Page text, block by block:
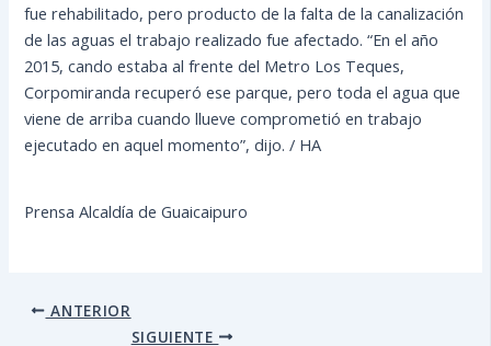
fue rehabilitado, pero producto de la falta de la canalización
de las aguas el trabajo realizado fue afectado. “En el año
2015, cando estaba al frente del Metro Los Teques,
Corpomiranda recuperó ese parque, pero toda el agua que
viene de arriba cuando llueve comprometió en trabajo
ejecutado en aquel momento”, dijo. / HA
Prensa Alcaldía de Guaicaipuro
ANTERIOR
SIGUIENTE